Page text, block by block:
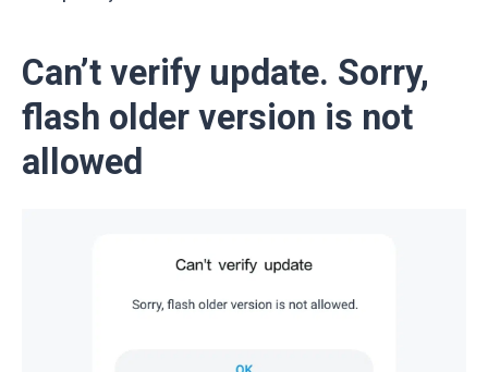
Can’t verify update. Sorry,
flash older version is not
allowed